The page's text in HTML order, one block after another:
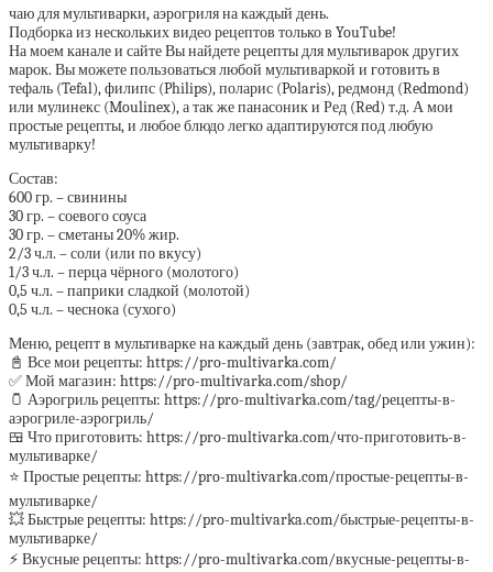
чаю для мультиварки, аэрогриля на каждый день.
Подборка из нескольких видео рецептов только в YouTube!
На моем канале и сайте Вы найдете рецепты для мультиварок других
марок. Вы можете пользоваться любой мультиваркой и готовить в
тефаль (Tefal), филипс (Philips), поларис (Polaris), редмонд (Redmond)
или мулинекс (Moulinex), а так же панасоник и Ред (Red) т.д. А мои
простые рецепты, и любое блюдо легко адаптируются под любую
мультиварку!
Состав:
600 гр. – свинины
30 гр. – соевого соуса
30 гр. – сметаны 20% жир.
2/3 ч.л. – соли (или по вкусу)
1/3 ч.л. – перца чёрного (молотого)
0,5 ч.л. – паприки сладкой (молотой)
0,5 ч.л. – чеснока (сухого)
Меню, рецепт в мультиварке на каждый день (завтрак, обед или ужин):
📓 Все мои рецепты: https://pro-multivarka.com/
✅ Мой магазин: https://pro-multivarka.com/shop/
🫙 Аэрогриль рецепты: https://pro-multivarka.com/tag/рецепты-в-
аэрогриле-аэрогриль/
🍱 Что приготовить: https://pro-multivarka.com/что-приготовить-в-
мультиварке/
⭐️ Простые рецепты: https://pro-multivarka.com/простые-рецепты-в-
мультиварке/
💥 Быстрые рецепты: https://pro-multivarka.com/быстрые-рецепты-в-
мультиварке/
⚡️ Вкусные рецепты: https://pro-multivarka.com/вкусные-рецепты-в-